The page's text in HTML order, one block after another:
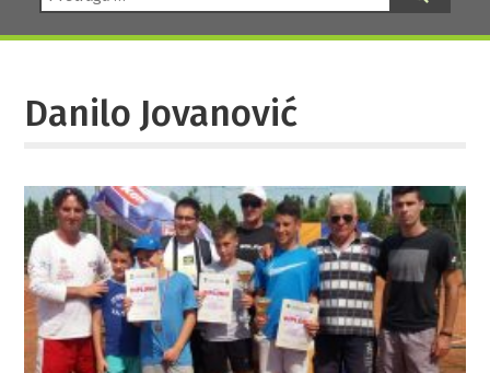
Danilo Jovanović